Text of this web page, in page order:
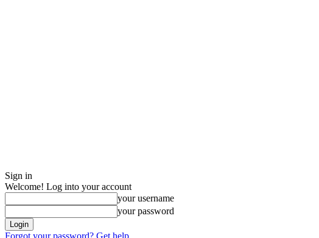
Sign in
Welcome! Log into your account
your username
your password
Forgot your password? Get help